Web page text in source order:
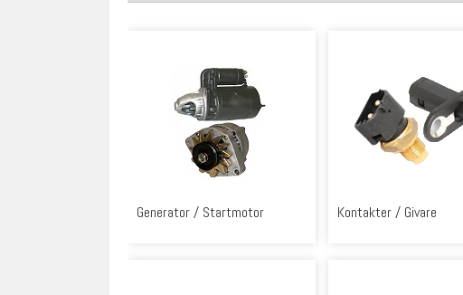
Generator / Startmotor Kontakter / Givare